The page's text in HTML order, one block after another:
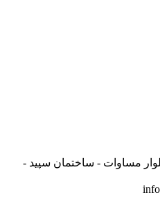
مساوات - ساختمان سپید -